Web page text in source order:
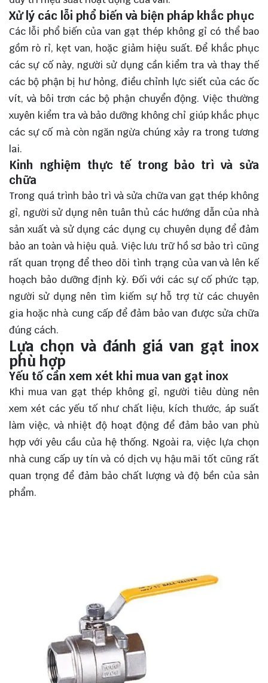
Xử lý các lỗi phổ biến và biện pháp khắc phục
Các lỗi phổ biến của van gạt thép không gỉ có thể bao
gồm rò rỉ, kẹt van, hoặc giảm hiệu suất. Để khắc phục
các sự cố này, người sử dụng cần kiểm tra và thay thế
các bộ phận bị hư hỏng, điều chỉnh lực siết của các ốc
vít, và bôi trơn các bộ phận chuyển động. Việc thường
xuyên kiểm tra và bảo dưỡng không chỉ giúp khắc phục
các sự cố mà còn ngăn ngừa chúng xảy ra trong tương
lai.
Kinh nghiệm thực tế trong bảo trì và sửa
chữa
Trong quá trình bảo trì và sửa chữa van gạt thép không
gỉ, người sử dụng nên tuân thủ các hướng dẫn của nhà
sản xuất và sử dụng các dụng cụ chuyên dụng để đảm
bảo an toàn và hiệu quả. Việc lưu trữ hồ sơ bảo trì cũng
rất quan trọng để theo dõi tình trạng của van và lên kế
hoạch bảo dưỡng định kỳ. Đối với các sự cố phức tạp,
người sử dụng nên tìm kiếm sự hỗ trợ từ các chuyên
gia hoặc nhà cung cấp để đảm bảo van được sửa chữa
đúng cách.
Lựa chọn và đánh giá van gạt inox
phù hợp
Yếu tố cần xem xét khi mua van gạt inox
Khi mua van gạt thép không gỉ, người tiêu dùng nên
xem xét các yếu tố như chất liệu, kích thước, áp suất
làm việc, và nhiệt độ hoạt động để đảm bảo van phù
hợp với yêu cầu của hệ thống. Ngoài ra, việc lựa chọn
nhà cung cấp uy tín và có dịch vụ hậu mãi tốt cũng rất
quan trọng để đảm bảo chất lượng và độ bền của sản
phẩm.